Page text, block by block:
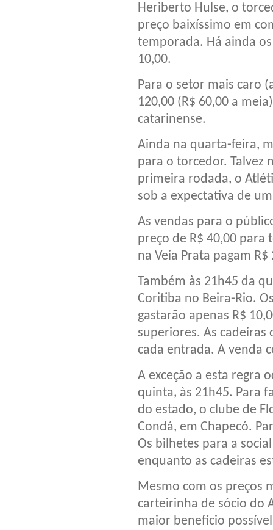
Heriberto Hulse, o
preço baixíssimo em
temporada. Há ainda
10,00.
Para o setor mais caro
120,00 (R$ 60,00 a
catarinense.
Ainda na quarta-feira,
para o torcedor. Talvez
primeira rodada, o
sob a expectativa de
As vendas para o
preço de R$ 40,00 para
na Veia Prata pagam R$
Também às 21h45 da
Coritiba no Beira-Rio.
gastarão apenas R$
superiores. As cadeiras
cada entrada. A venda
A exceção a esta regra
quinta, às 21h45. Para
do estado, o clube de
Condá, em Chapecó.
Os bilhetes para a
enquanto as cadeiras
Mesmo com os preços
carteirinha de sócio do
maior benefício